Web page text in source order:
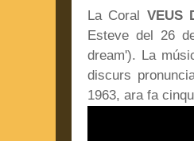
La Coral VEUS
Esteve del 26
dream'). La
discurs
1963, ara fa